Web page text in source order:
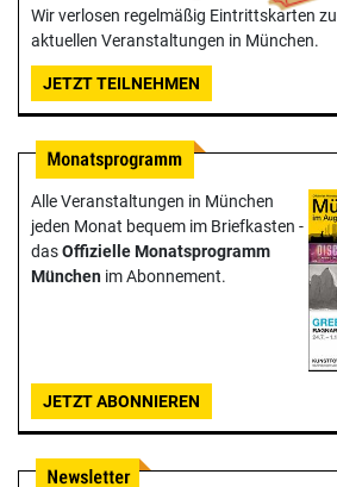
Wir verlosen regelmäßig Eintrittskarten zu
aktuellen Veranstaltungen in München.
JETZT TEILNEHMEN
Alle Veranstaltungen in München
jeden Monat bequem im Briefkasten -
dasOffizielle Monats­programm
München im Abonnement.
JETZT ABONNIEREN